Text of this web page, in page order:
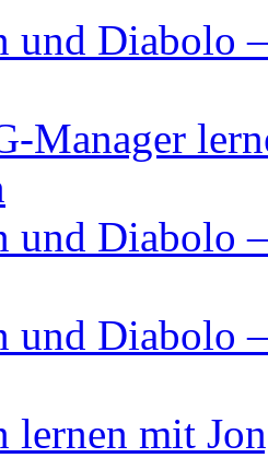
und Diabolo
Manager
und Diabolo
und Diabolo
lernen mit